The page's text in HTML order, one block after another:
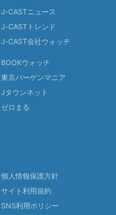
J-CASTニュース
J-CASTトレンド
J-CAST会社ウォッチ
BOOKウォッチ
東京バーゲンマニア
Jタウンネット
ゼロまる
個人情報保護方針
サイト利用規約
SNS利用ポリシー